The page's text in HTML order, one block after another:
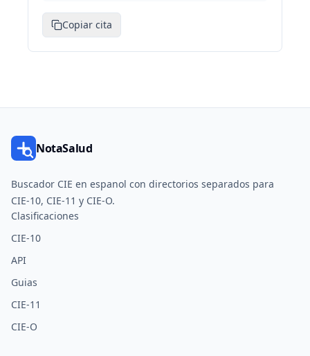
Copiar cita
NotaSalud
Buscador CIE en espanol con directorios separados para
CIE-10, CIE-11 y CIE-O.
Clasificaciones
CIE-10
API
Guias
CIE-11
CIE-O